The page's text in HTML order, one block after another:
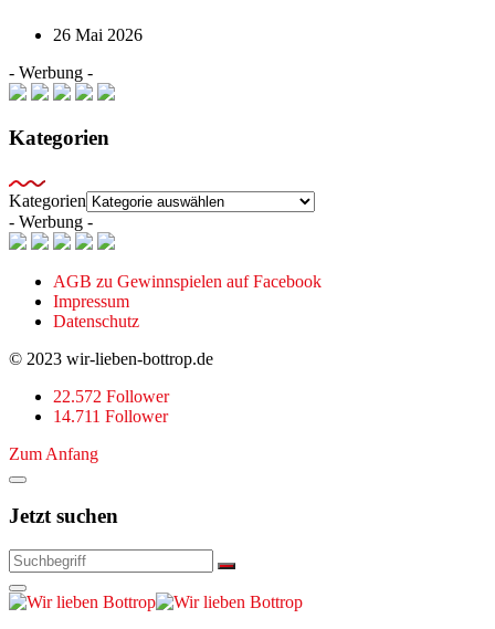
26 Mai 2026
- Werbung -
Kategorien
Kategorien
- Werbung -
AGB zu Gewinnspielen auf Facebook
Impressum
Datenschutz
© 2023 wir-lieben-bottrop.de
22.572 Follower
14.711 Follower
Zum Anfang
Jetzt suchen